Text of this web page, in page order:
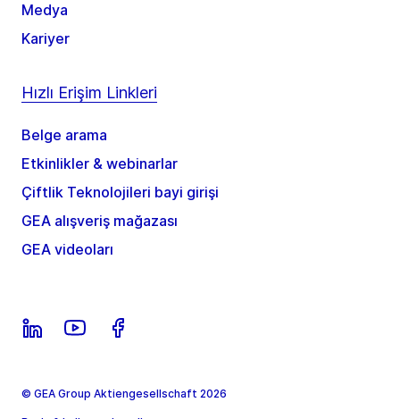
Medya
Kariyer
Hızlı Erişim Linkleri
Belge arama
Etkinlikler & webinarlar
Çiftlik Teknolojileri bayi girişi
GEA alışveriş mağazası
GEA videoları
© GEA Group Aktiengesellschaft 2026